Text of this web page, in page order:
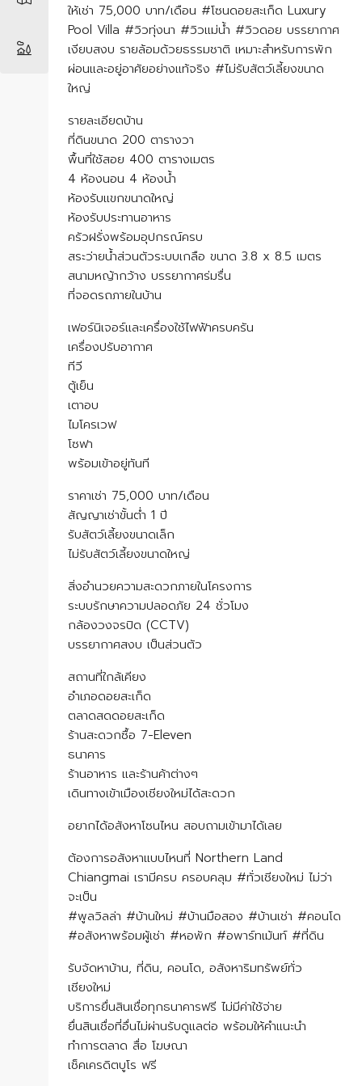
ให้เช่า 75,000 บาท/เดือน #โซนดอยสะเก็ด Luxury
Pool Villa #วิวทุ่งนา #วิวแม่น้ำ #วิวดอย บรรยากาศ
เงียบสงบ รายล้อมด้วยธรรมชาติ เหมาะสำหรับการพัก
ผ่อนและอยู่อาศัยอย่างแท้จริง #ไม่รับสัตว์เลี้ยงขนาด
ใหญ่
รายละเอียดบ้าน
ที่ดินขนาด 200 ตารางวา
พื้นที่ใช้สอย 400 ตารางเมตร
4 ห้องนอน 4 ห้องน้ำ
ห้องรับแขกขนาดใหญ่
ห้องรับประทานอาหาร
ครัวฝรั่งพร้อมอุปกรณ์ครบ
สระว่ายน้ำส่วนตัวระบบเกลือ ขนาด 3.8 x 8.5 เมตร
สนามหญ้ากว้าง บรรยากาศร่มรื่น
ที่จอดรถภายในบ้าน
เฟอร์นิเจอร์และเครื่องใช้ไฟฟ้าครบครัน
เครื่องปรับอากาศ
ทีวี
ตู้เย็น
เตาอบ
ไมโครเวฟ
โซฟา
พร้อมเข้าอยู่ทันที
ราคาเช่า 75,000 บาท/เดือน
สัญญาเช่าขั้นต่ำ 1 ปี
รับสัตว์เลี้ยงขนาดเล็ก
ไม่รับสัตว์เลี้ยงขนาดใหญ่
สิ่งอำนวยความสะดวกภายในโครงการ
ระบบรักษาความปลอดภัย 24 ชั่วโมง
กล้องวงจรปิด (CCTV)
บรรยากาศสงบ เป็นส่วนตัว
สถานที่ใกล้เคียง
อำเภอดอยสะเก็ด
ตลาดสดดอยสะเก็ด
ร้านสะดวกซื้อ 7-Eleven
ธนาคาร
ร้านอาหาร และร้านค้าต่างๆ
เดินทางเข้าเมืองเชียงใหม่ได้สะดวก
อยากได้อสังหาโซนไหน สอบถามเข้ามาได้เลย
ต้องการอสังหาแบบไหนที่ Northern Land
Chiangmai เรามีครบ ครอบคลุม #ทั่วเชียงใหม่ ไม่ว่า
จะเป็น
#พูลวิลล่า #บ้านใหม่ #บ้านมือสอง #บ้านเช่า #คอนโด
#อสังหาพร้อมผู้เช่า #หอพัก #อพาร์ทเม้นท์ #ที่ดิน
รับจัดหาบ้าน, ที่ดิน, คอนโด, อสังหาริมทรัพย์ทั่ว
เชียงใหม่
บริการยื่นสินเชื่อทุกธนาคารฟรี ไม่มีค่าใช้จ่าย
ยื่นสินเชื่อที่อื่นไม่ผ่านรับดูแลต่อ พร้อมให้คำแนะนำ
ทำการตลาด สื่อ โฆษณา
เช็คเครดิตบูโร ฟรี